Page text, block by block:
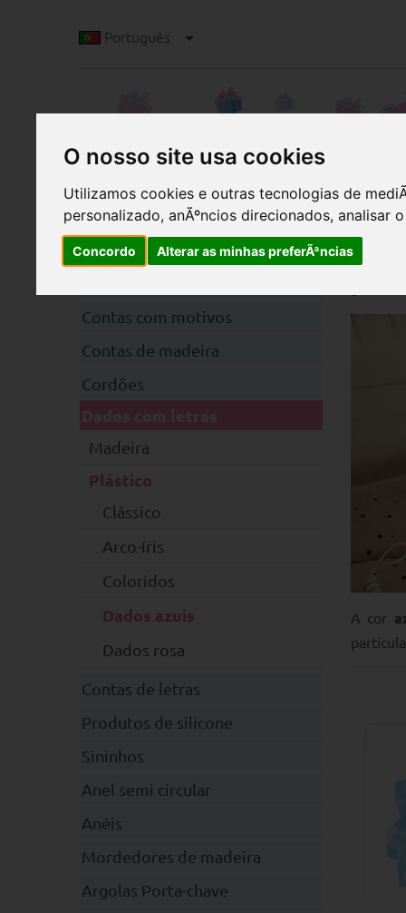
O nosso site usa cookies
Utilizamos cookies e outras tecnologias de
personalizado, anÃºncios direcionados, analisar
Concordo Alterar as minhas preferÃªncias
Português
A cor
Categorias
Contas com motivos
Contas de madeira
Cordões
Madeira
Plástico
Clássico
Arco-íris
Coloridos
Dados azuis
Dados rosa
Contas de letras
Produtos de silicone
Sininhos
Anel semi circular
Anéis
Mordedores de madeira
Argolas Porta-chave